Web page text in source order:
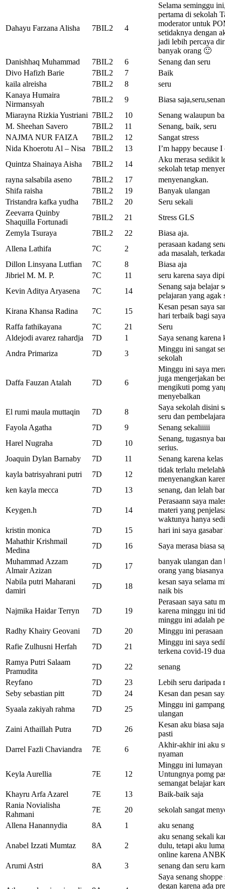
Dahayu Farzana Alisha 7BIL2 4
Selama seminggu
pertama di sekolah
moderator untuk
setidaknya dengan
jadi lebih percaya
banyak orang 🙂
Danishhaq Muhammad
7BIL2 6
Senang dan seru
Divo Hafizh Barie
7BIL2 7
Baik
kaila alreisha
7BIL2 8
seru
Kanaya Humaira
Nirmansyah
7BIL2 9
Biasa
Miarayna Rizkia Yustriani 7BIL2 10
Senang walaupun
M. Sheehan Savero
7BIL2 11
Senang, baik, seru
NAJMA NUR FAIZA
7BIL2 12
Sangat stress
Nida Khoerotu Al – Nisa
7BIL2 13
I’m happy because
Quintza Shainaya Aisha
7BIL2 14
Aku merasa sedikit
sekolah tetap
rayna salsabila aseno
7BIL2 17
menyenangkan.
Shifa raisha
7BIL2 19
Banyak ulangan
Tristandra kafka yudha
7BIL2 20
Seru sekali
Zeevarra Quinby
Shaquilla Fortunadi
7BIL2 21
Stress GLS
Zemyla Tsuraya
7BIL2 22
Biasa aja.
Allena Lathifa
7C 2
perasaan kadang
ada masalah,
Dillon Linsyana Lutfian
7C 8
Biasa aja
Jibriel M. M. P.
7C 11
seru karena saya
Kevin Aditya Aryasena
7C 14
Senang saja belajar
pelajaran yang agak
Kirana Khansa Radina
7C 15
Kesan pesan saya
hari terbaik bagi saya
Raffa fathikayana
7C 21
Seru
Aldejodi avarez rahardja
7D 1
Saya senang
Andra Primariza
7D 3
Minggu ini sangat
sekolah
Daffa Fauzan Atalah 7D 6
Minggu ini saya
juga mengerjakan
mengikuti pomg
menyebalkan
El rumi maula muttaqin
7D 8
Saya sekolah disini
seru dan
Fayola Agatha
7D 9
Senang sekaliiiii
Harel Nugraha
7D 10
Senang, tugasnya
serius.
Joaquin Dylan Barnaby
7D 11
Senang karena
kayla batrisyahrani putri
7D 12
tidak terlalu
menyenangkan
ken kayla mecca
7D 13 senang, dan lelah
Keygen.h 7D 14
Perasaann saya
materi yang
waktunya hanya
kristin monica
7D 15
hari ini saya
Mahathir Krishmail
Medina
7D 16
Saya merasa biasa
Muhammad Azzam
Almair Azizan
7D 17
banyak ulangan dan
orang yang
Nabila putri Maharani
damiri
7D 18
kesan saya selama
naik bis
Najmika Haidar Terryn 7D 19
Perasaan saya satu
karena minggu ini
minggu ini adalah
Radhy Khairy Geovani
7D 20
Minggu ini perasaan
Rafie Zulhusni Herfah
7D 21
Minggu ini saya
terkena covid-19
Ramya Putri Salaam
Pramudita
7D 22
senang
Reyfano
7D 23
Lebih seru daripada
Seby sebastian pitt
7D 24
Kesan dan pesan
Syaala zakiyah rahma
7D 25
Minggu ini
ulangan
Zaini Athaillah Putra
7D 26
Kesan aku biasa
pasti
Darrel Fazli Chaviandra
7E 6
Akhir-akhir ini aku
nyaman
Keyla Aurellia 7E 12
Minggu ini lumayan
Untungnya pomg
semangat belajar
Khayru Arfa Azarel
7E 13
Baik-baik saja
Rania Novialisha
Rahmani
7E 20
sekolah sangat
Allena Hanannydia
8A 1 aku senang
Anabel Izzati Mumtaz 8A 2
aku senang sekali
dulu, tetapi aku
online karena
Arumi Astri
8A 3 senang dan seru
Saya senang
degan karena ada